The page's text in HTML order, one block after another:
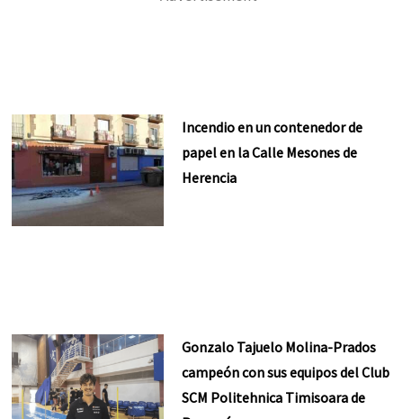
Incendio en un contenedor de
papel en la Calle Mesones de
Herencia
Gonzalo Tajuelo Molina-Prados
campeón con sus equipos del Club
SCM Politehnica Timisoara de